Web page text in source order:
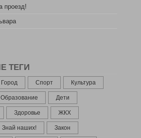
проезд!
ТЕГИ
Город Спорт Культура
Образование Дети
Здоровье ЖКХ
Знай наших! Закон